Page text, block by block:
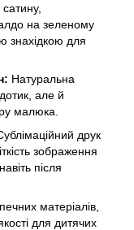
на зеленому
знахідкою для
Натуральна
але й
малюка.
друк
зображення
після
матеріалів,
для дитячих